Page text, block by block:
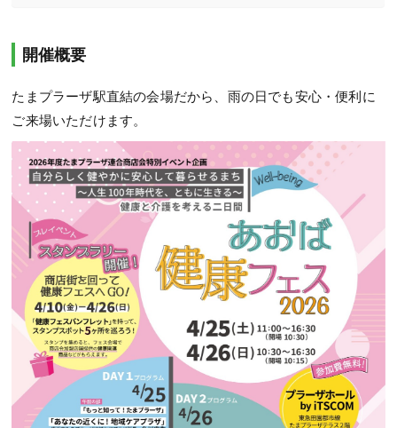
開催概要
たまプラーザ駅直結の会場だから、雨の日でも安心・便利に
ご来場いただけます。